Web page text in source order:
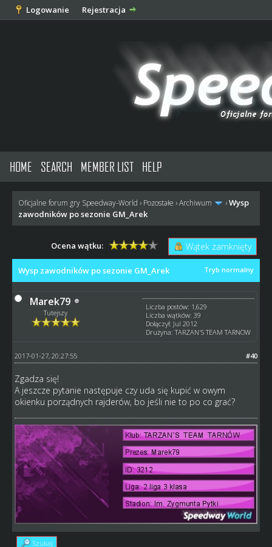
Logowanie Rejestracja
HOME SEARCH MEMBER LIST HELP
Oficjalne forum gry Speedway-World › Pozostałe ›Archiwum ›Wysp
zawodników po sezonie GM_Arek
Wątek zamknięty
Ocena wątku:
Tryb normalny
Wysp zawodników po sezonie GM_Arek
Marek79
Tutejszy
Liczba postów: 1,629
Liczba wątków: 39
Dołączył: Jul 2012
Drużyna: TARZAN'S TEAM TARNOW
#40
2017-01-27, 20:27:55
Zgadza się!
A jeszcze pytanie następuje czy uda się kupić w owym
okienku porządnych rajderów, bo jeśli nie to po co grać?
Szukaj